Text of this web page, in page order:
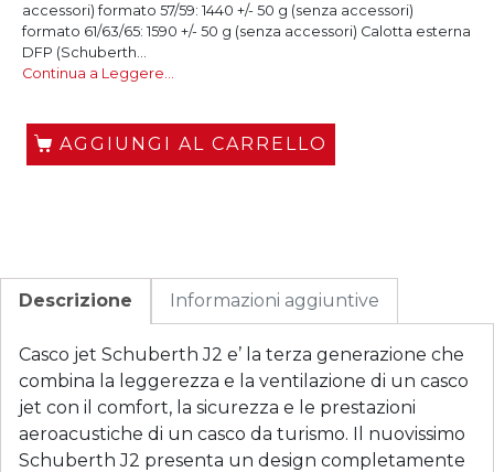
accessori) formato 57/59: 1440 +/- 50 g (senza accessori)
formato 61/63/65: 1590 +/- 50 g (senza accessori) Calotta esterna
DFP (Schuberth...
Continua a Leggere…
AGGIUNGI AL CARRELLO
Descrizione Informazioni aggiuntive
Casco jet Schuberth J2 e’ la terza generazione che
combina la leggerezza e la ventilazione di un casco
jet con il comfort, la sicurezza e le prestazioni
aeroacustiche di un casco da turismo. Il nuovissimo
Schuberth J2 presenta un design completamente